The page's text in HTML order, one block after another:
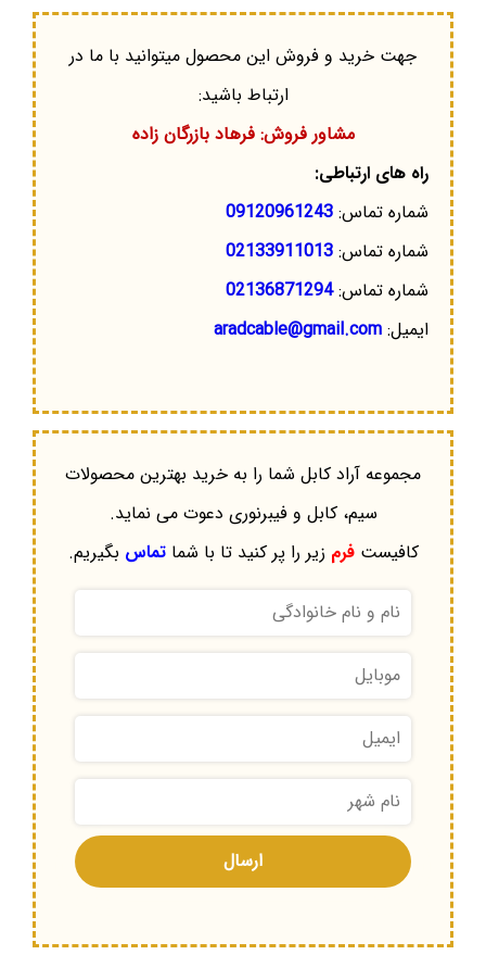
جهت خرید و فروش این محصول میتوانید با ما در
ارتباط باشید:
مشاور فروش: فرهاد بازرگان زاده
راه های ارتباطی:
شماره تماس: 09120961243
شماره تماس: 02133911013
شماره تماس:02136871294
ایمیل: aradcable@gmail.com
مجموعه آراد کابل شما را به خرید بهترین محصولات
سیم، کابل و فیبرنوری دعوت می نماید.
کافیستفرم زیر را پر کنید تا با شماتماس بگیریم.